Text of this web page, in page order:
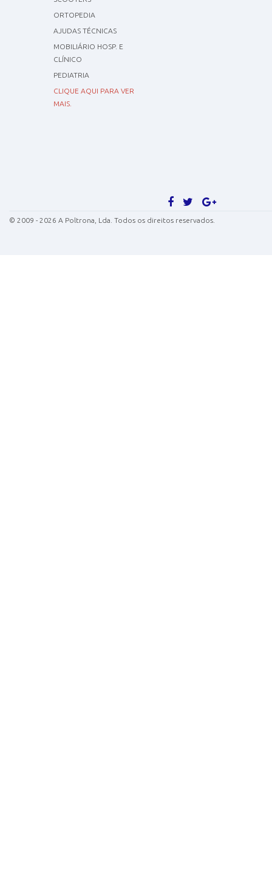
ORTOPEDIA
AJUDAS TÉCNICAS
MOBILIÁRIO HOSP. E
CLÍNICO
PEDIATRIA
CLIQUE AQUI PARA VER
MAIS.
© 2009 - 2026 A Poltrona, Lda. Todos os direitos reservados.